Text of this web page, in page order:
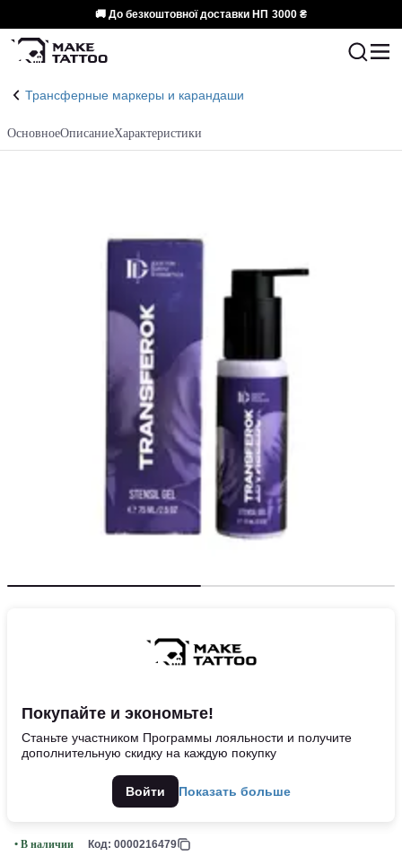
🚚 До безкоштовної доставки НП 3000 ₴
Трансферные маркеры и карандаши
ОсновноеОписаниеХарактеристики
Покупайте и экономьте!
Станьте участником Программы лояльности и получите
дополнительную скидку на каждую покупку
Войти Показать больше
• В наличии Код: 0000216479